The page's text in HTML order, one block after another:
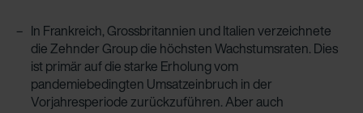
In Frankreich, Grossbritannien und Italien verzeichnete
die Zehnder Group die höchsten Wachstumsraten. Dies
ist primär auf die starke Erholung vom
pandemiebedingten Umsatzeinbruch in der
Vorjahresperiode zurückzuführen. Aber auch